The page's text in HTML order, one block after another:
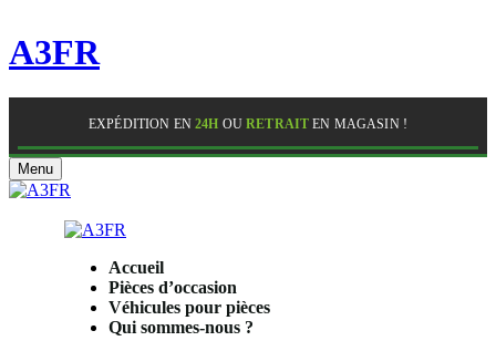
A3FR
EXPÉDITION EN24H OURETRAIT EN MAGASIN !
Menu
Accueil
Pièces d’occasion
Véhicules pour pièces
Qui sommes-nous ?